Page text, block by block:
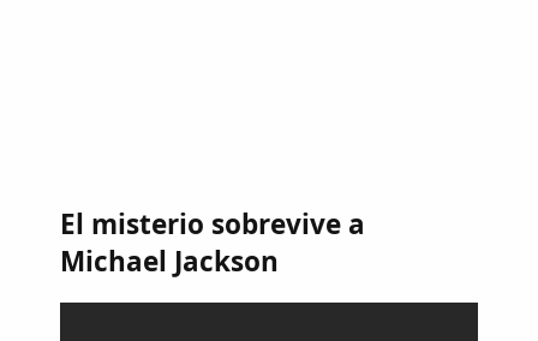
El misterio sobrevive a
Michael Jackson